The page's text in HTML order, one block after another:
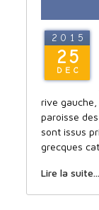
2015
25
DEC
rive
paroisse
sont issus
grecques
Lire la suite...